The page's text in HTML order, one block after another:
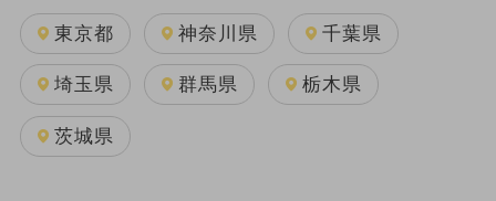
東京都 神奈川県 千葉県
埼玉県 群馬県 栃木県
茨城県